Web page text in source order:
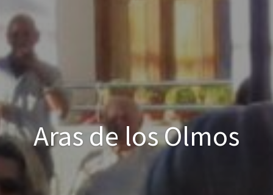
Aras de los Olmos